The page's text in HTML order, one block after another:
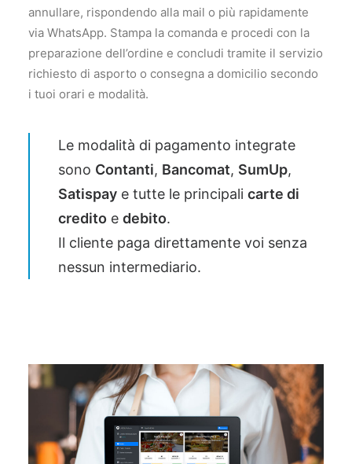
annullare, rispondendo alla mail o più rapidamente
via WhatsApp. Stampa la comanda e procedi con la
preparazione dell’ordine e concludi tramite il servizio
richiesto di asporto o consegna a domicilio secondo
i tuoi orari e modalità.
Le modalità di pagamento integrate
sono Contanti, Bancomat, SumUp,
Satispay e tutte le principali carte di
credito e debito.
Il cliente paga direttamente voi senza
nessun intermediario.